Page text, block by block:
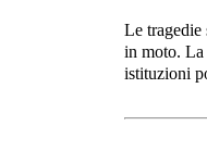
Le tragedie
in moto. La
istituzioni